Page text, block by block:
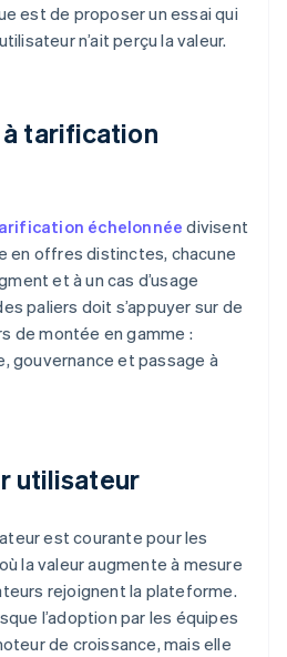
est de proposer un essai qui
n’ait perçu la valeur.
tarification
échelonnée divisent
en offres distinctes, chacune
et à un cas d’usage
paliers doit s’appuyer sur de
de montée en gamme :
gouvernance et passage à
utilisateur
est courante pour les
la valeur augmente à mesure
rejoignent la plateforme.
l’adoption par les équipes
de croissance, mais elle